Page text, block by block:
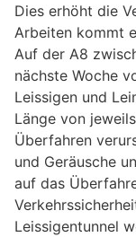
Dies erhöht die
Arbeiten kommt
Auf der A8
nächste Woche
Leissigen und
Länge von
Überfahren
und Geräusche
auf das
Leissigentunnel